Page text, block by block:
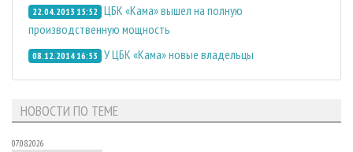
22.04.2013 15:52 ЦБК «Кама» вышел на полную
производственную мощность
08.12.2014 16:53 У ЦБК «Кама» новые владельцы
НОВОСТИ ПО ТЕМЕ
07.08.2026